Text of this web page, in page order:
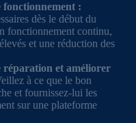
fonctionnement :
dès le début du
fonctionnement continu,
et une réduction des
réparation et améliorer
à ce que le bon
et fournissez-lui les
sur une plateforme